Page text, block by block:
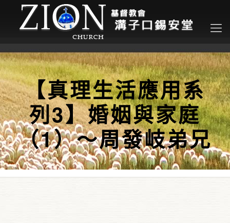
【真理生活應用系
列3】婚姻與家庭
（1）～周發岐弟兄